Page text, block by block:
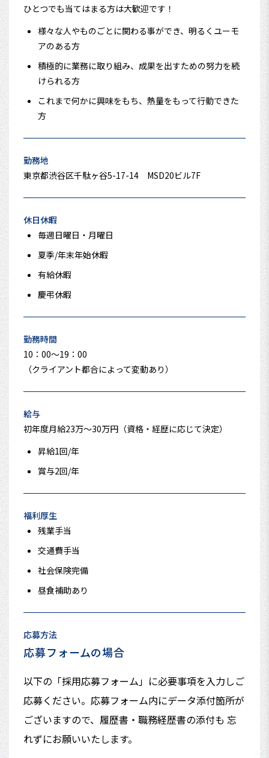
ひとつでも当てはまる方は大歓迎です！
様々な人やものごとに関わる事ができ、明るくユーモ
アのある方
積極的に業務に取り組み、成果を出すための努力を続
けられる方
これまで何かに興味をもち、熱量をもって行動できた
方
勤務地
東京都渋谷区千駄ヶ谷5-17-14 MSD20ビル7F
休日休暇
毎週日曜日・月曜日
夏季/年末年始休暇
有給休暇
慶弔休暇
勤務時間
10：00〜19：00
（クライアント都合によって変動あり）
給与
初年度月給23万～30万円（資格・経歴に応じて決定）
昇給1回/年
賞与2回/年
福利厚生
残業手当
交通費手当
社会保険完備
昼食補助あり
応募方法
応募フォームの場合
以下の「採用応募フォーム」に必要事項を入力しご
応募ください。応募フォーム内にデータ添付箇所が
ございますので、履歴書・職務経歴書の添付も 忘
れずにお願いいたします。